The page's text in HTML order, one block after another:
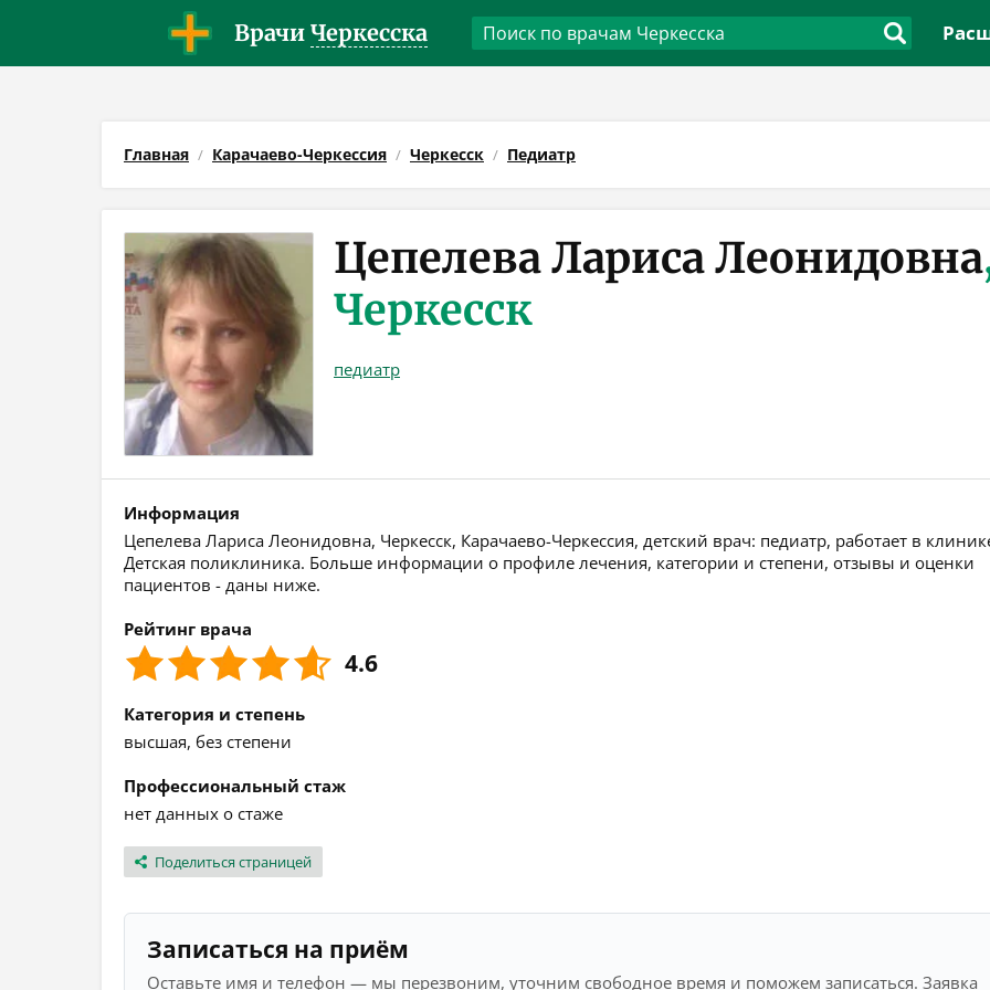
Врачи Черкесска
Главная Карачаево-Черкессия Черкесск Педиатр
Цепелева Лариса Леонидовна
Черкесск
педиатр
Информация
Цепелева Лариса Леонидовна, Черкесск, Карачаево-Черкессия, детский врач: педиатр, работает в
Детская поликлиника. Больше информации о профиле лечения, категории и степени, отзывы и оценки
пациентов - даны ниже.
Рейтинг врача
4.6
Категория и степень
высшая, без степени
Профессиональный стаж
нет данных о стаже
Поделиться страницей
Записаться на приём
Оставьте имя и телефон — мы перезвоним, уточним свободное время и поможем записаться. Заявка